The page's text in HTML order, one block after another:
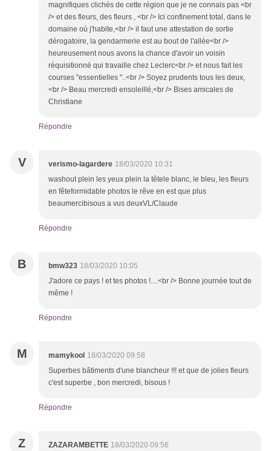
magnifiques clichés de cette région que je ne connais pas <br
/> et des fleurs, des fleurs , <br /> Ici confinement total, dans le
domaine où j'habite,<br /> il faut une attestation de sortie
dérogatoire, la gendarmerie est au bout de l'allée<br />
heureusement nous avons la chance d'avoir un voisin
réquisitionné qui travaille chez Leclerc<br /> et nous fait les
courses "essentielles "..<br /> Soyez prudents tous les deux,
<br /> Beau mercredi ensoleillé,<br /> Bises amicales de
Christiane
Répondre
V verismo-lagardere 18/03/2020 10:31
washout plein les yeux plein la têtele blanc, le bleu, les fleurs
en fêteformidable photos le rêve en est que plus
beaumercibisous a vus deuxVL/Claude
Répondre
B bmw323 18/03/2020 10:05
J'adore ce pays ! et tes photos !....<br /> Bonne journée tout de
même !
Répondre
M mamykool 18/03/2020 09:58
Superbes bâtiments d'une blancheur !!! et que de jolies fleurs
c'est superbe , bon mercredi, bisous !
Répondre
Z ZAZARAMBETTE 18/03/2020 09:56